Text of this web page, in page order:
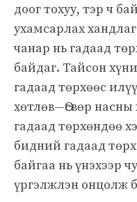
доог тохуу, тэр ч
ухамсарлах
чанар нь гадаад
байдаг. Тайсон
гадаад төрхөөс
хөтлөв—Өсвөр
гадаад төрхөндөө
бидний гадаад
байгаа нь үнэхээр
үргэлжлэн онцолж